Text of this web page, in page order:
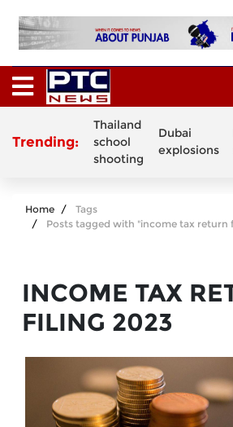
Trending:
Thailand
school
shooting
Dubai
explosions
Home
Tags
Posts tagged with "income tax return
INCOME TAX
FILING 2023